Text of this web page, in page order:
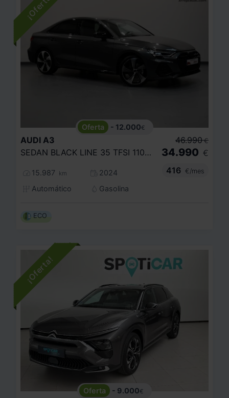
- 12.000€
AUDI A3
SEDAN BLACK LINE 35 TFSI 110KW S TRONIC
15.987 km
2024
Automático
Gasolina
46.990 €
34.990 €
416
€/mes
ECO
- 9.000€